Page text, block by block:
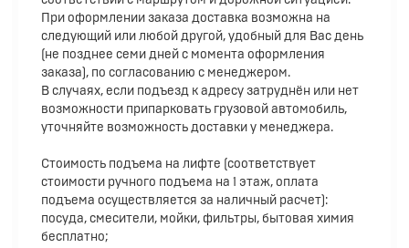
При оформлении заказа доставка возможна на
следующий или любой другой, удобный для Вас день
(не позднее семи дней с момента оформления
заказа), по согласованию с менеджером.
В случаях, если подъезд к адресу затруднён или нет
возможности припарковать грузовой автомобиль,
уточняйте возможность доставки у менеджера.
Стоимость подъема на лифте (соответствует
стоимости ручного подъема на 1 этаж, оплата
подъема осуществляется за наличный расчет):
посуда, смесители, мойки, фильтры, бытовая химия
бесплатно;